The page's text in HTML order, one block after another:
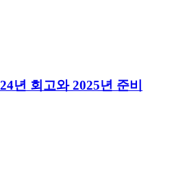
년 회고와 2025년 준비